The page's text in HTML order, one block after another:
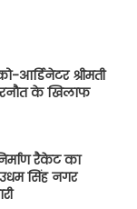
आर्डिनेटर श्रीमती
के खिलाफ
रैकेट का
सिंह नगर